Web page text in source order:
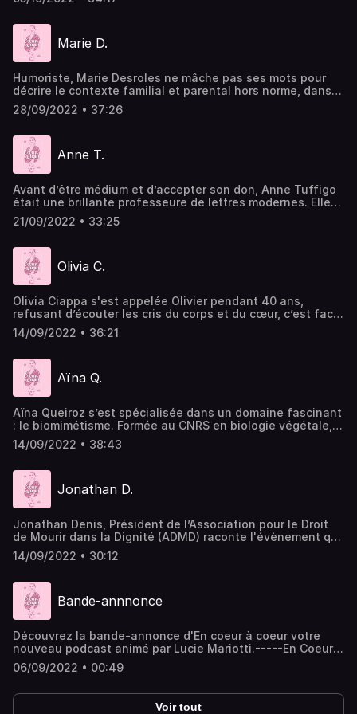
qu’il a mis du temps à accepter comme tel. Il nous raconte
changer la vie et aider à retrouver l’amour de soi. Hébergé
par Acast. Visitez acast.com/privacy pour plus
d'informations.
Marie D.
Humoriste, Marie Desroles ne mâche pas ses mots pour
décrire le contexte familial et parental hors norme, dans
lequel elle a grandi. Passant de la tranquille campagne
Normande à l'explosive banlieue de Melun du jour au
féminine dans ce monde au masculin. Surtout lorsque l’on
se questionne sur sa sexualité et sur l'amour. Hébergé par
Acast. Visitez acast.com/privacy pour plus d'informations.
28/09/2022 • 37:26
Anne T.
Avant d’être médium et d’accepter son don, Anne Tuffigo
était une brillante professeure de lettres modernes. Elle
nous raconte la découverte de ses incroyables facultés à
communiquer avec l'au-delà et nous confie que l’amour
Acast. Visitez acast.com/privacy pour plus d'informations.
21/09/2022 • 33:25
Olivia C.
Olivia Ciappa s'est appelée Olivier pendant 40 ans,
refusant d’écouter les cris du corps et du cœur, c’est face
à un terrible drame que le déclic a eu lieu. Depuis deux
ans Olivia suit un protocole de transition. Elle vient nous
enfin. Hébergé par Acast. Visitez acast.com/privacy pour
plus d'informations.
14/09/2022 • 36:21
Aïna Q.
Aïna Queiroz s’est spécialisée dans un domaine fascinant
: le biomimétisme. Formée au CNRS en biologie végétale,
sa mission consiste à observer les bactéries, les animaux,
les plantes, pour trouver des solutions à nos problèmes
comment nous inspirer de la nature au quotidien pour
nous aimer…au naturel. Hébergé par Acast. Visitez
acast.com/privacy pour plus d'informations.
14/09/2022 • 38:43
Jonathan D.
Jonathan Denis, Président de l’Association pour le Droit
de Mourir dans la Dignité (ADMD) raconte l'évènement qui
a bouleversé sa vie et qui lui a permis d'expérimenter une
forme d'amour qu'il n'imaginait pas. Aujourd'hui, il œuvre
choisir les conditions de sa propre fin de vie. Hébergé par
Acast. Visitez acast.com/privacy pour plus d'informations.
14/09/2022 • 30:12
Bande-annnonce
Découvrez la bande-annonce d'En coeur à coeur votre
nouveau podcast animé par Lucie Mariotti.-----En Coeur À
Coeur avec Lucie est un podcast produit par Tale Factory
et Lucie Mariotti. Animatrice : Lucie MariottiProduction :
Auriane LacinceConcept et idée originale : Lucie Mariotti,
06/09/2022 • 00:49
Voir tout